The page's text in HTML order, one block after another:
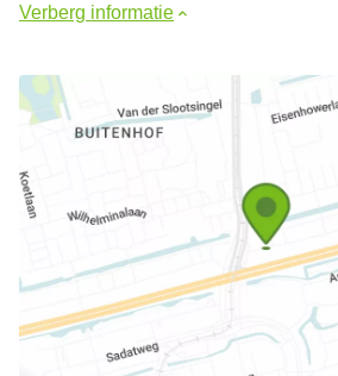
Verberg informatie